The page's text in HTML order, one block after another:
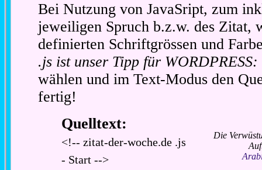
Bei Nutzung von JavaSript, zum
jeweiligen Spruch b.z.w. des Zitat,
definierten Schriftgrössen und
.js ist unser Tipp für WORDPRESS:
wählen und im Text-Modus den
fertig!
Die
Quelltext:
<!-- zitat-der-woche.de .js
- Start -->